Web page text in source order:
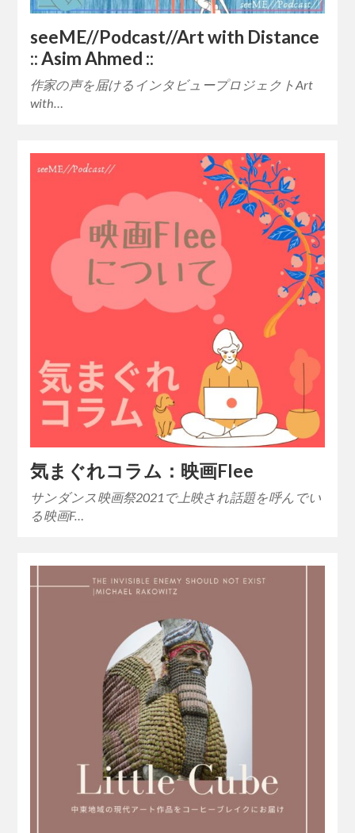
seeME//Podcast//Art with Distance
:: Asim Ahmed ::
作家の声を届けるインタビュープロジェクトArt
with…
気まぐれコラム：映画Flee
サンダンス映画祭2021で上映され話題を呼んでい
る映画F…